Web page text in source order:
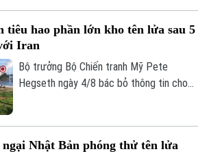
trăm tên lửa đạn đạo nhằm hỗ trợ các
hoạt động quân sự của Moscow tại
Ukraine. Nga và Triều Tiên hiện chưa đưa
ra bình luận về thông tin này.
tiêu hao phần lớn kho tên lửa sau 5
Iran
Bộ trưởng Bộ Chiến tranh Mỹ Pete
Hegseth ngày 4/8 bác bỏ thông tin cho
đầy đủ năng lực quân sự.
Nhật Bản phóng thử tên lửa